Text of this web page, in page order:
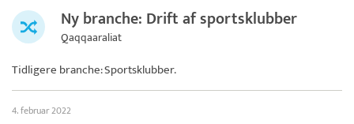
Ny branche: Drift af sportsklubber
Qaqqaaraliat
Tidligere branche: Sportsklubber.
4. februar 2022